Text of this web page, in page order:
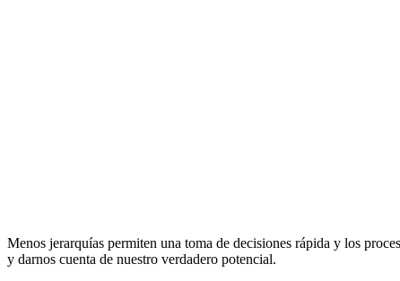
Menos jerarquías permiten una toma de decisiones rápida y los
y darnos cuenta de nuestro verdadero potencial.